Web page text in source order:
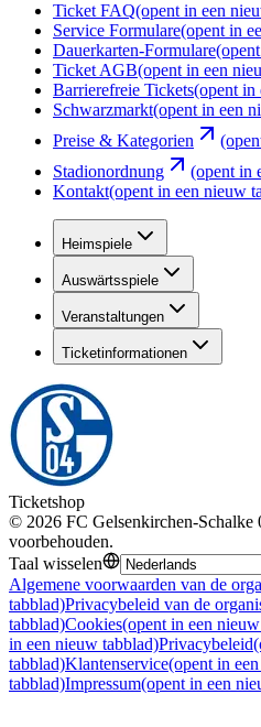
Ticket FAQ(opent in een
Service Formulare(opent in
Dauerkarten-Formulare
Ticket AGB(opent in een
Barrierefreie Tickets(opent in
Schwarzmarkt(opent in een
Preise & Kategorien
Stadionordnung
(opent in
Kontakt(opent in een nieuw
Heimspiele
Auswärtsspiele
Veranstaltungen
Ticketinformationen
Ticketshop
© 2026 FC Gelsenkirchen-Schalke
voorbehouden.
Taal wisselen
Algemene voorwaarden van de
tabblad)Privacybeleid van de
tabblad)Cookies(opent in een
in een nieuw tabblad)Privacybeleid
tabblad)Klantenservice(opent in
tabblad)Impressum(opent in een